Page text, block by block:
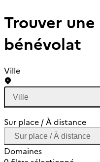
Trouver
bénévolat
Ville
Sur place / À distance
Domaines